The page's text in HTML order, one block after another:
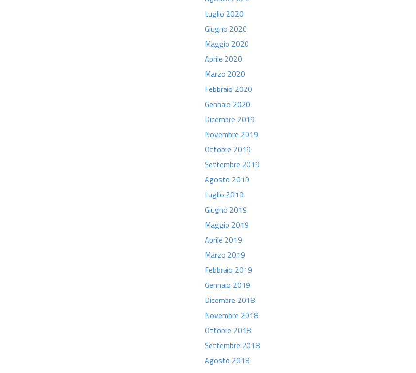
Luglio 2020
Giugno 2020
Maggio 2020
Aprile 2020
Marzo 2020
Febbraio 2020
Gennaio 2020
Dicembre 2019
Novembre 2019
Ottobre 2019
Settembre 2019
Agosto 2019
Luglio 2019
Giugno 2019
Maggio 2019
Aprile 2019
Marzo 2019
Febbraio 2019
Gennaio 2019
Dicembre 2018
Novembre 2018
Ottobre 2018
Settembre 2018
Agosto 2018